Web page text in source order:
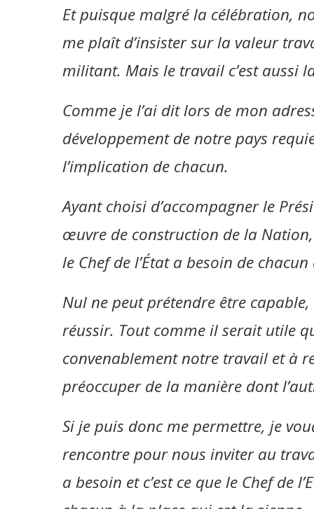
Et puisque malgré la célébration,
me plaît d’insister sur la valeur
militant. Mais le travail c’est aussi
Comme je l’ai dit lors de mon
développement de notre pays
l’implication de chacun.
Ayant choisi d’accompagner le
œuvre de construction de la
le Chef de l’État a besoin de
Nul ne peut prétendre être
réussir. Tout comme il serait utile
convenablement notre travail et à
préoccuper de la manière dont
Si je puis donc me permettre, je
rencontre pour nous inviter au
a besoin et c’est ce que le Chef de